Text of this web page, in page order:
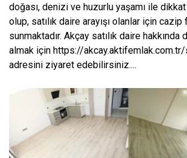
doğası, denizi ve huzurlu yaşamı ile
olup, satılık daire arayışı olanlar için cazip
sunmaktadır. Akçay satılık daire
almak için https://
adresini ziyaret edebilirsiniz....